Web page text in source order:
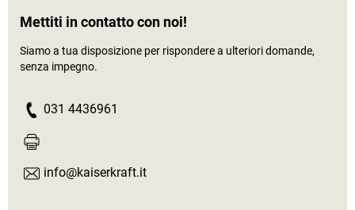
Mettiti in contatto con noi!
Siamo a tua disposizione per rispondere a ulteriori domande,
senza impegno.
031 4436961
info@kaiserkraft.it